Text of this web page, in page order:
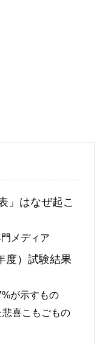
」はなぜ起こ
メディア
度）試験結果
が示すもの
喜こもごもの